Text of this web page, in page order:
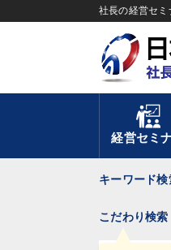
社長の経営セ
経営セミ
キーワード検
こだわり検索